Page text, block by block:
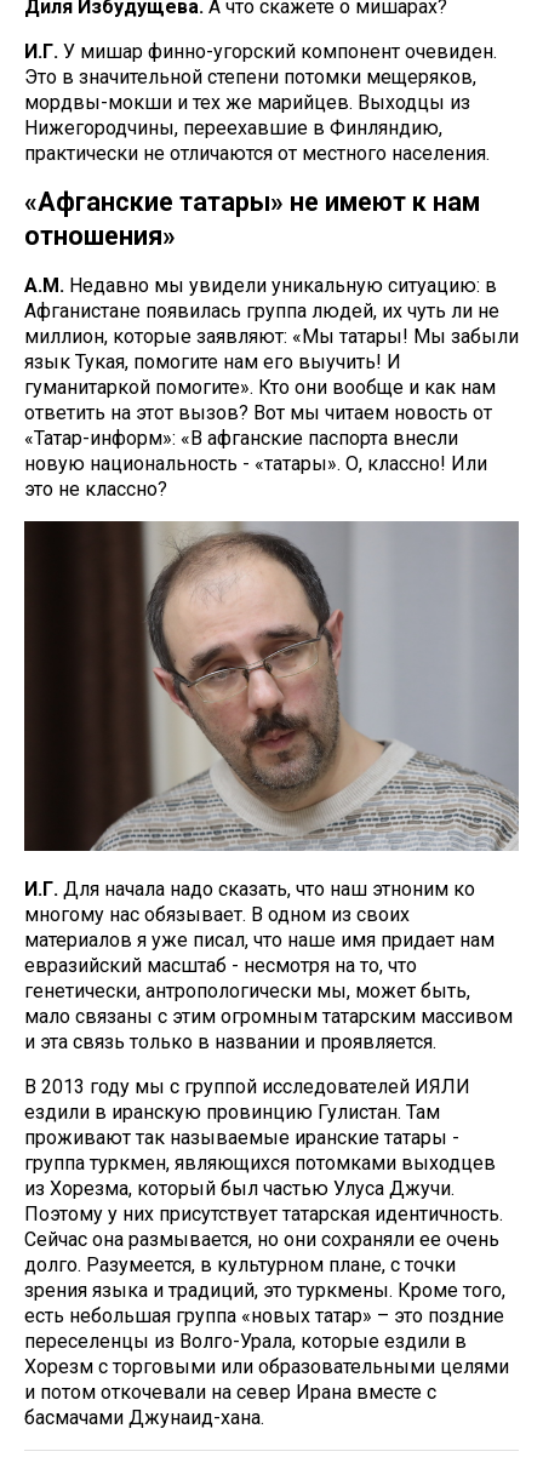
Диля Избудущева. А что скажете о мишарах?
И.Г. У мишар финно-угорский компонент очевиден.
Это в значительной степени потомки мещеряков,
мордвы-мокши и тех же марийцев. Выходцы из
Нижегородчины, переехавшие в Финляндию,
практически не отличаются от местного населения.
«Афганские татары» не имеют к нам
отношения»
А.М. Недавно мы увидели уникальную ситуацию: в
Афганистане появилась группа людей, их чуть ли не
миллион, которые заявляют: «Мы татары! Мы забыли
язык Тукая, помогите нам его выучить! И
гуманитаркой помогите». Кто они вообще и как нам
ответить на этот вызов? Вот мы читаем новость от
«Татар-информ»: «В афганские паспорта внесли
новую национальность - «татары». О, классно! Или
это не классно?
И.Г. Для начала надо сказать, что наш этноним ко
многому нас обязывает. В одном из своих
материалов я уже писал, что наше имя придает нам
евразийский масштаб - несмотря на то, что
генетически, антропологически мы, может быть,
мало связаны с этим огромным татарским массивом
и эта связь только в названии и проявляется.
В 2013 году мы с группой исследователей ИЯЛИ
ездили в иранскую провинцию Гулистан. Там
проживают так называемые иранские татары -
группа туркмен, являющихся потомками выходцев
из Хорезма, который был частью Улуса Джучи.
Поэтому у них присутствует татарская идентичность.
Сейчас она размывается, но они сохраняли ее очень
долго. Разумеется, в культурном плане, с точки
зрения языка и традиций, это туркмены. Кроме того,
есть небольшая группа «новых татар» – это поздние
переселенцы из Волго-Урала, которые ездили в
Хорезм с торговыми или образовательными целями
и потом откочевали на север Ирана вместе с
басмачами Джунаид-хана.